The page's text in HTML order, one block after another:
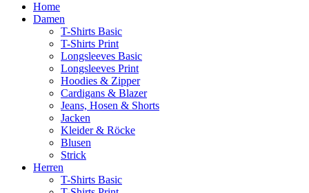
Home
Damen
T-Shirts Basic
T-Shirts Print
Longsleeves Basic
Longsleeves Print
Hoodies & Zipper
Cardigans & Blazer
Jeans, Hosen & Shorts
Jacken
Kleider & Röcke
Blusen
Strick
Herren
T-Shirts Basic